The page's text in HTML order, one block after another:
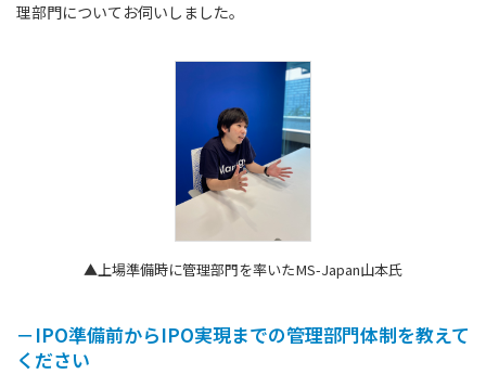
理部門についてお伺いしました。
▲上場準備時に管理部門を率いたMS-Japan山本氏
－IPO準備前からIPO実現までの管理部門体制を教えて
ください